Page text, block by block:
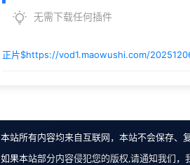
无需下载任何插件
正片$https://vod1.maowushi.com/
本站所有内容均来自互联网，本站不会保存、
如果本站部分内容侵犯您的版权,请通知我们